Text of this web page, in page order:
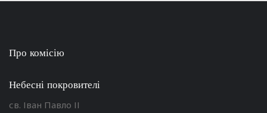
Про комісію
Небесні покровителі
св. Іван Павло ІІ